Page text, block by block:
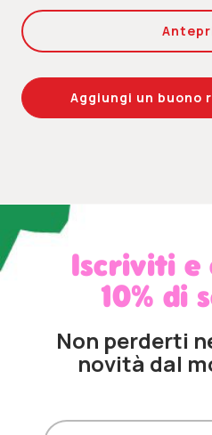
Iscriviti
10% di
Non perderti
novità dal